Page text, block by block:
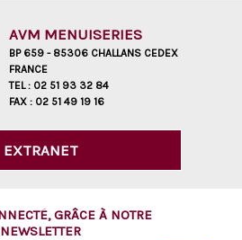
AVM MENUISERIES
BP 659 - 85306 CHALLANS CEDEX
FRANCE
TEL : 02 51 93 32 84
FAX : 02 51 49 19 16
EXTRANET
GRÂCE À NOTRE
NEWSLETTER